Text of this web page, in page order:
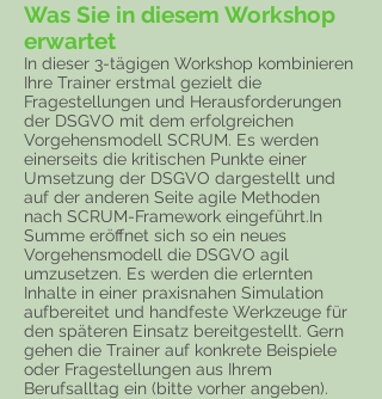
Was Sie in diesem Workshop
erwartet
In dieser 3-tägigen Workshop kombinieren
Ihre Trainer erstmal gezielt die
Fragestellungen und Herausforderungen
der DSGVO mit dem erfolgreichen
Vorgehensmodell SCRUM. Es werden
einerseits die kritischen Punkte einer
Umsetzung der DSGVO dargestellt und
auf der anderen Seite agile Methoden
nach SCRUM-Framework eingeführt.In
Summe eröffnet sich so ein neues
Vorgehensmodell die DSGVO agil
umzusetzen. Es werden die erlernten
Inhalte in einer praxisnahen Simulation
aufbereitet und handfeste Werkzeuge für
den späteren Einsatz bereitgestellt. Gern
gehen die Trainer auf konkrete Beispiele
oder Fragestellungen aus Ihrem
Berufsalltag ein (bitte vorher angeben).